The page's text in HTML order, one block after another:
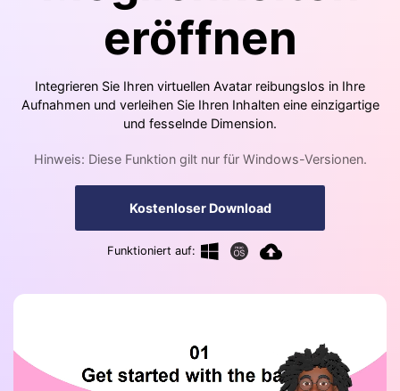
eröffnen
Integrieren Sie Ihren virtuellen Avatar reibungslos in Ihre
Aufnahmen und verleihen Sie Ihren Inhalten eine einzigartige
und fesselnde Dimension.
Hinweis: Diese Funktion gilt nur für Windows-Versionen.
Kostenloser Download
Funktioniert auf: